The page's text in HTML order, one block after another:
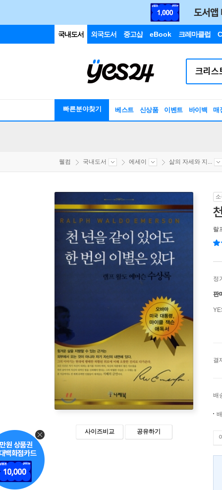
국내도서 외국도서 중고샵 eBook 크레마클럽
빠른분야찾기 베스트 신상품 이벤트 바이백 매
웰컴 국내도서 에세이 삶의 자세와 지...
사이즈비교 공유하기
랄
정
판
결
배